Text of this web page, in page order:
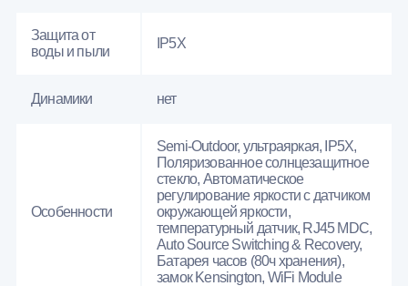
Защита от
воды и пыли
IP5X
Динамики нет
Особенности
Semi-Outdoor, ультраяркая, IP5X,
Поляризованное солнцезащитное
стекло, Автоматическое
регулирование яркости с датчиком
окружающей яркости,
температурный датчик, RJ45 MDC,
Auto Source Switching & Recovery,
Батарея часов (80ч хранения),
замок Kensington, WiFi Module